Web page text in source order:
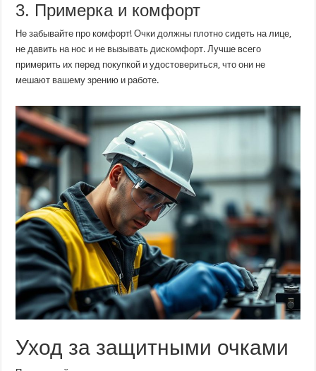
3. Примерка и комфорт
Не забывайте про комфорт! Очки должны плотно сидеть на лице,
не давить на нос и не вызывать дискомфорт. Лучше всего
примерить их перед покупкой и удостовериться, что они не
мешают вашему зрению и работе.
Уход за защитными очками